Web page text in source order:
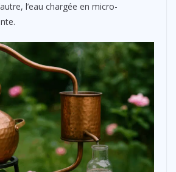
l’eau chargée en micro-